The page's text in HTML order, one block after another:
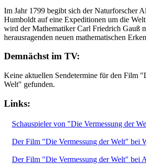
Im Jahr 1799 begibt sich der Naturforscher
Humboldt auf eine Expeditionen um die
wird der Mathematiker Carl Friedrich Gauß
herausragenden neuen mathematischen
Demnächst im TV:
Keine aktuellen Sendetermine für den Film
Welt" gefunden.
Links:
Schauspieler von "Die Vermessung der
Der Film "Die Vermessung der Welt" bei
Der Film "Die Vermessung der Welt" bei